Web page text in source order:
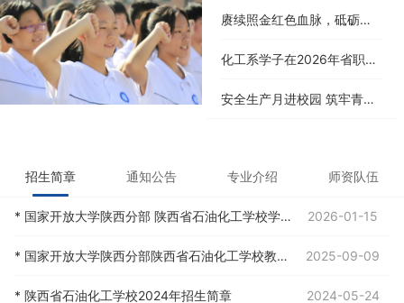
赓续照金红色血脉，砥砺青春奋进担当——我校开展照金红色研学实践活动
化工系学子在2026年省职业院校技能大赛喜获银、铜奖项
安全生产月进校园 筑牢青春水域安全防线
招生简章 通知公告 专业介绍 师资队伍
* 国家开放大学陕西分部 陕西省石油化工学校学习中心 春季招生火热进行中 2026-01-15
* 国家开放大学陕西分部陕西省石油化工学校教学中心2025年秋季学期招生简章 2025-09-09
* 陕西省石油化工学校2024年招生简章 2024-05-24